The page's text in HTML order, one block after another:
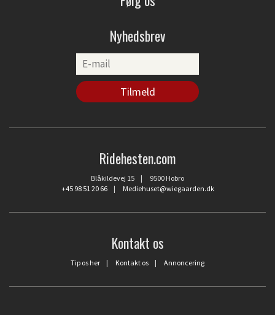
Nyhedsbrev
Ridehesten.com
Blåkildevej 15 | 9500 Hobro
+45 98 51 20 66| Mediehuset@wiegaarden.dk
Kontakt os
Tip os her | Kontakt os | Annoncering